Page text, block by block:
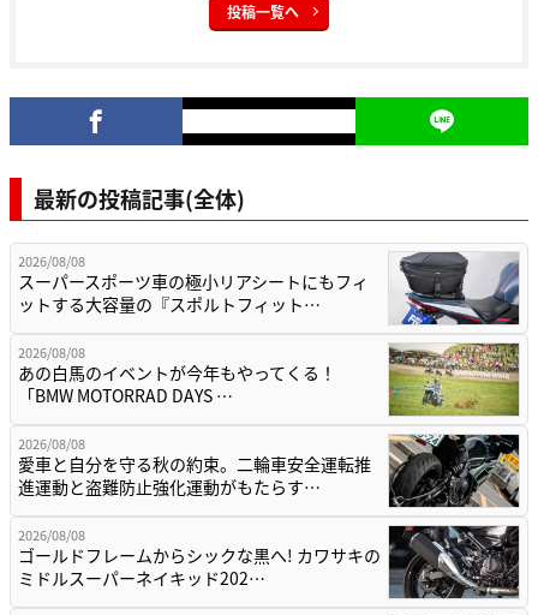
投稿一覧へ
最新の投稿記事(全体)
2026/08/08
スーパースポーツ車の極小リアシートにもフィ
ットする大容量の『スポルトフィット…
2026/08/08
あの白馬のイベントが今年もやってくる！
「BMW MOTORRAD DAYS …
2026/08/08
愛車と自分を守る秋の約束。二輪車安全運転推
進運動と盗難防止強化運動がもたらす…
2026/08/08
ゴールドフレームからシックな黒へ! カワサキの
ミドルスーパーネイキッド202…